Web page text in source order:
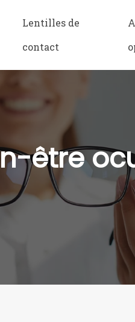
Lentilles de
contact
être